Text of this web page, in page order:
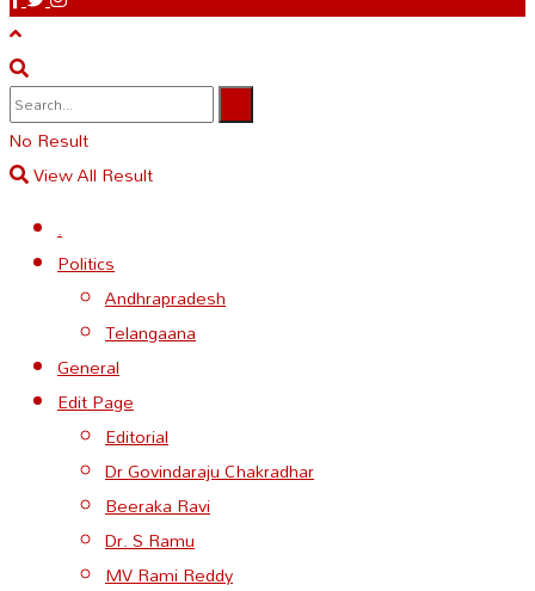
No Result
View All Result
.
Politics
Andhrapradesh
Telangaana
General
Edit Page
Editorial
Dr Govindaraju Chakradhar
Beeraka Ravi
Dr. S Ramu
MV Rami Reddy